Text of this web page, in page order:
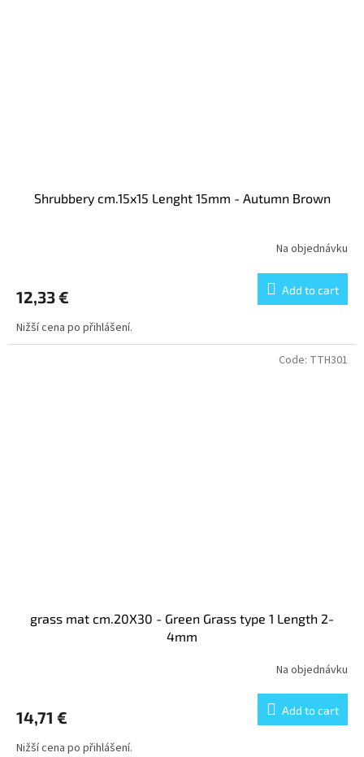
Shrubbery cm.15x15 Lenght 15mm - Autumn Brown
Na objednávku
12,33 € Add to cart
Nižší cena po přihlášení.
grass mat cm.20X30 - Green Grass type 1 Length 2-
4mm
Na objednávku
14,71 € Add to cart
Nižší cena po přihlášení.
Code: TTH301